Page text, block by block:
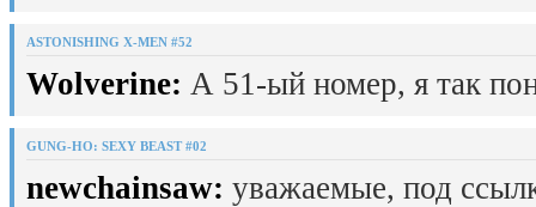
ASTONISHING X-MEN #52
Wolverine: А 51-ый номер, я так
GUNG-HO: SEXY BEAST #02
newchainsaw: уважаемые, под